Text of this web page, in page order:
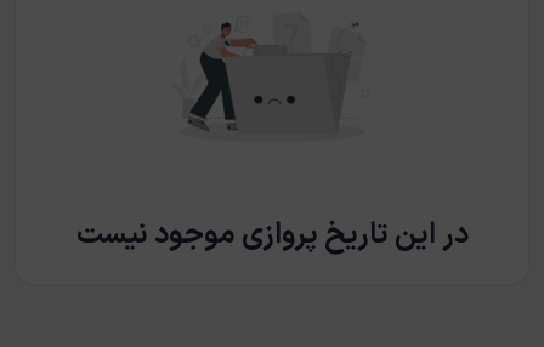
در این تاریخ پروازی موجود نیست